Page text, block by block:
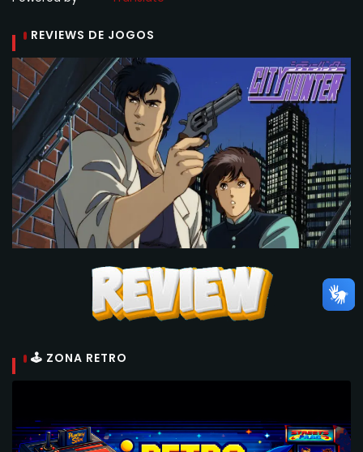
REVIEWS DE JOGOS
🕹 ZONA RETRO